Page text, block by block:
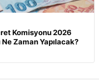
Komisyonu 2026
Ne Zaman Yapılacak?